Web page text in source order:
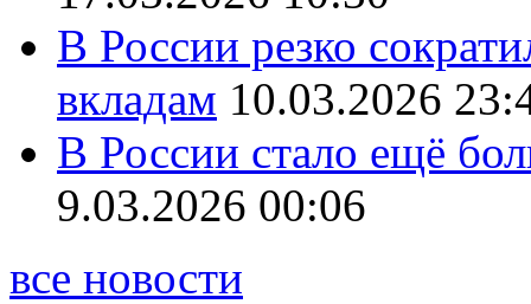
В России резко
вкладам 10.03.2026
В России стало ещё
9.03.2026 00:06
все новости